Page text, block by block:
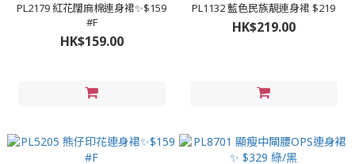
PL2179 紅花闊麻棉連身裙✨$159
#F
HK$159.00
PL1132 藍色民族靚連身裙 $219
HK$219.00